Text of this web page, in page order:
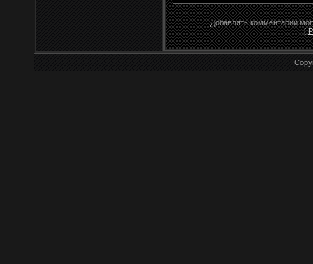
Добавлять комментарии
[